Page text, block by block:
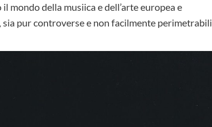
mondo della musiica e dell’arte europea e
pur controverse e non facilmente perimetrabili,